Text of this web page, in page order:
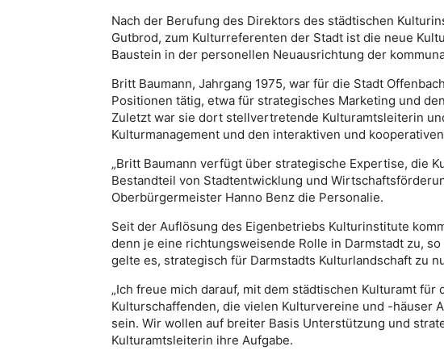
Nach der Berufung des Direktors des städtischen
Gutbrod, zum Kulturreferenten der Stadt ist die neue
Baustein in der personellen Neuausrichtung der
Britt Baumann, Jahrgang 1975, war für die Stadt
Positionen tätig, etwa für strategisches Marketing und
Zuletzt war sie dort stellvertretende Kulturamtsleiterin
Kulturmanagement und den interaktiven und
„Britt Baumann verfügt über strategische Expertise, die
Bestandteil von Stadtentwicklung und
Oberbürgermeister Hanno Benz die Personalie.
Seit der Auflösung des Eigenbetriebs Kulturinstitute
denn je eine richtungsweisende Rolle in Darmstadt zu,
gelte es, strategisch für Darmstadts Kulturlandschaft zu
„Ich freue mich darauf, mit dem städtischen Kulturamt für
Kulturschaffenden, die vielen Kulturvereine und -häuser
sein. Wir wollen auf breiter Basis Unterstützung und
Kulturamtsleiterin ihre Aufgabe.